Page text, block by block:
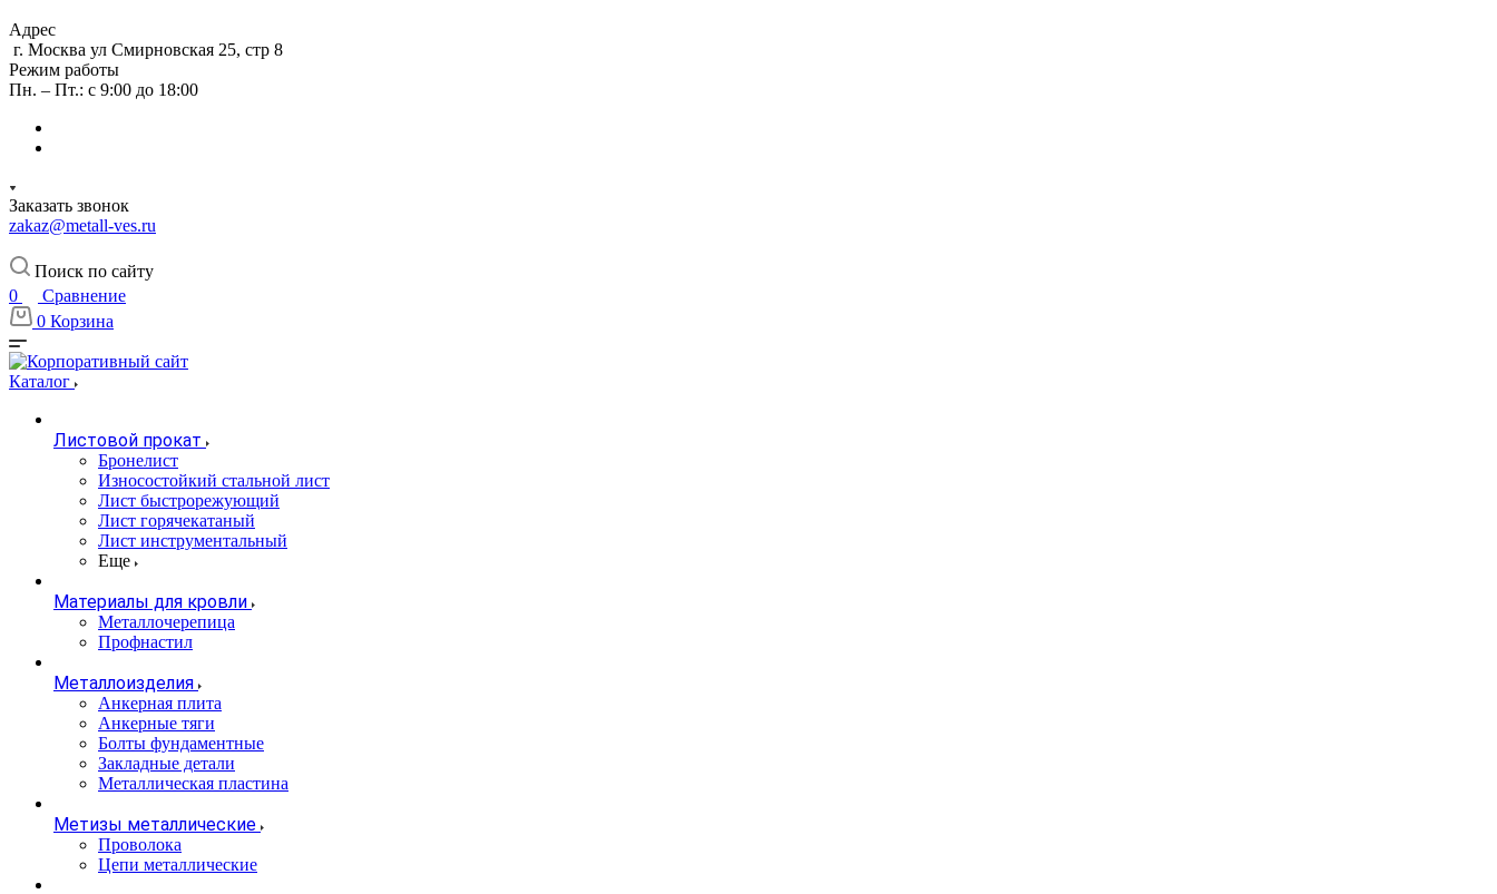
Адрес
г. Москва ул Смирновская 25, стр 8
Режим работы
Пн. – Пт.: с 9:00 до 18:00
Заказать звонок
zakaz@metall-ves.ru
Поиск по сайту
0
Сравнение
0 Корзина
Каталог
Листовой прокат
Бронелист
Износостойкий стальной лист
Лист быстрорежующий
Лист горячекатаный
Лист инструментальный
Еще
Материалы для кровли
Металлочерепица
Профнастил
Металлоизделия
Анкерная плита
Анкерные тяги
Болты фундаментные
Закладные детали
Металлическая пластина
Метизы металлические
Проволока
Цепи металлические